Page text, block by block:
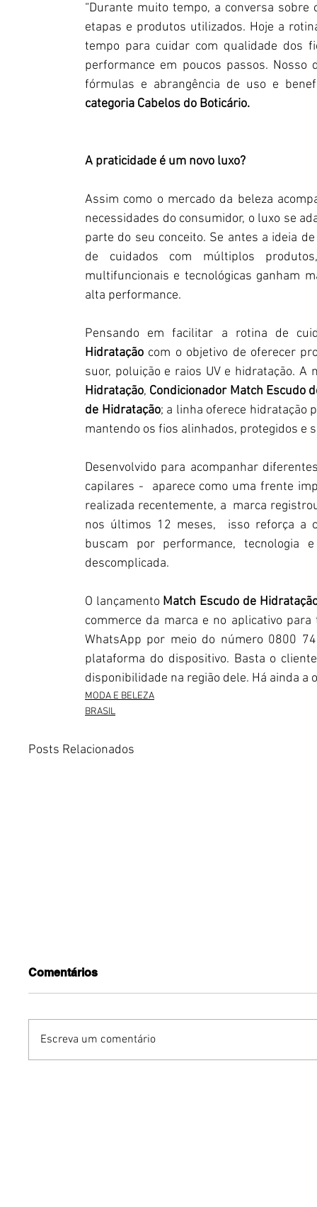
“Durante muito tempo, a conversa
etapas e produtos utilizados. Hoje a
tempo para cuidar com qualidade dos
performance em poucos passos.
fórmulas e abrangência de uso e
categoria Cabelos do Boticário.
A praticidade é um novo luxo?
Assim como o mercado da beleza
necessidades do consumidor, o luxo se
parte do seu conceito. Se antes a ideia
de cuidados com múltiplos
multifuncionais e tecnológicas ganham
alta performance.
Pensando em facilitar a rotina de
Hidratação com o objetivo de oferecer
suor, poluição e raios UV e hidratação.
Hidratação, Condicionador Match Escudo
de Hidratação; a linha oferece hidratação
mantendo os fios alinhados, protegidos e
Desenvolvido para acompanhar
capilares -  aparece como uma frente
realizada recentemente, a  marca
nos últimos 12 meses,  isso reforça a
buscam por performance, tecnologia
descomplicada.
O lançamento Match Escudo de
commerce da marca e no aplicativo
WhatsApp por meio do número 0800
plataforma do dispositivo. Basta o
disponibilidade na região dele. Há ainda
MODA E BELEZA
BRASIL
Posts Relacionados
Comentários
Escreva um comentário